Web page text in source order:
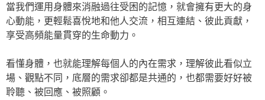
當我們運用身體來消融過往受困的記憶，就會擁有更大的身
心動能，更輕鬆喜悅地和他人交流，相互連結、彼此貢獻，
享受高頻能量貫穿的生命動力。
看懂身體，也就能理解每個人的內在需求，理解彼此看似立
場、觀點不同，底層的需求卻都是共通的，也都需要好好被
聆聽、被回應、被照顧。